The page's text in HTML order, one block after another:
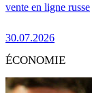
vente en ligne russe
30.07.2026
ÉCONOMIE